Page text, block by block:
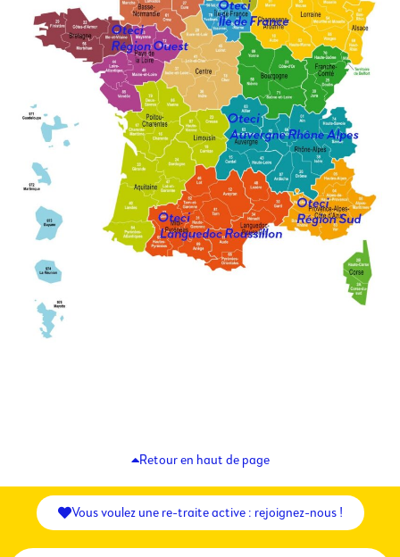
Retour en haut de page
Vous voulez une re-traite active : rejoignez-nous !